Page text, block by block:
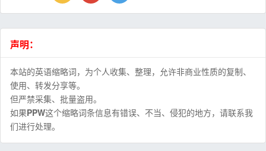
声明：
本站的英语缩略词，为个人收集、整理，允许非商业性质的复制、
使用、转发分享等。
但严禁采集、批量盗用。
如果PPW这个缩略词条信息有错误、不当、侵犯的地方，请联系我
们进行处理。